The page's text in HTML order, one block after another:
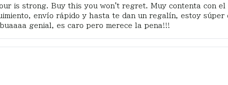
is strong. Buy this you won't regret. Muy contenta con el
envío rápido y hasta te dan un regalín, estoy
genial, es caro pero merece la pena!!!